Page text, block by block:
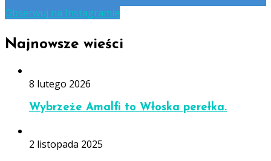
Obserwuj na Instagramie
Najnowsze wieści
8 lutego 2026
Wybrzeże Amalfi to Włoska perełka.
2 listopada 2025